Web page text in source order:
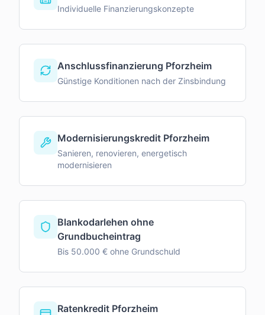
Individuelle Finanzierungskonzepte
Anschlussfinanzierung Pforzheim
Günstige Konditionen nach der Zinsbindung
Modernisierungskredit Pforzheim
Sanieren, renovieren, energetisch
modernisieren
Blankodarlehen ohne
Grundbucheintrag
Bis 50.000 € ohne Grundschuld
Ratenkredit Pforzheim